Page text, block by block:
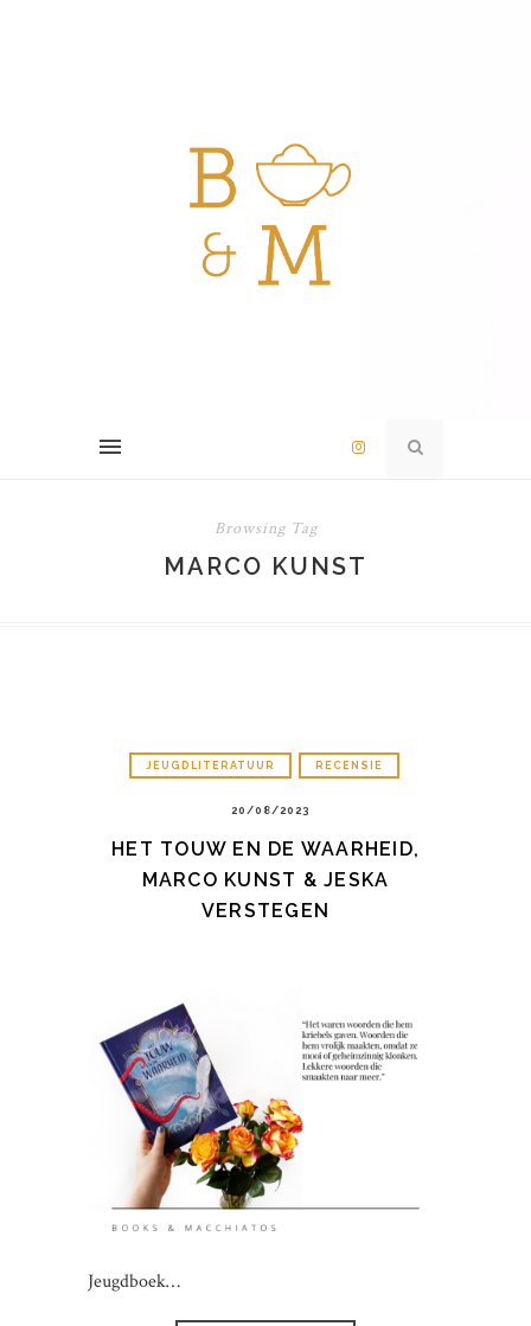
Browsing Tag
MARCO KUNST
JEUGDLITERATUUR RECENSIE
20/08/2023
HET TOUW EN DE WAARHEID,
MARCO KUNST & JESKA
VERSTEGEN
Jeugdboek…